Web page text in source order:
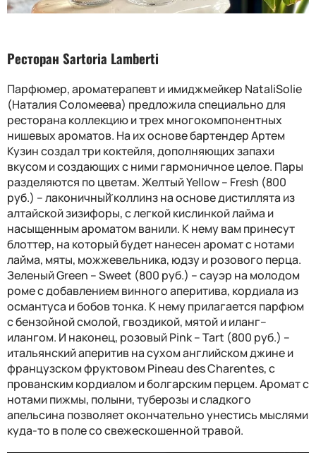
Ресторан Sartoria Lamberti
Парфюмер, ароматерапевт и имиджмейкер NataliSolie
(Наталия Соломеева) предложила специально для
ресторана коллекцию и трех многокомпонентных
нишевых ароматов. На их основе бартендер Артем
Кузин создал три коктейля, дополняющих запахи
вкусом и создающих с ними гармоничное целое. Пары
разделяются по цветам. Желтый Yellow – Fresh (800
руб.) – лаконичный̆ коллинз на основе дистиллята из
алтайской зизифоры, с легкой кислинкой лайма и
насыщенным ароматом ванили. К нему вам принесут
блоттер, на который будет нанесен аромат с нотами
лайма, мяты, можжевельника, юдзу и розового перца.
Зеленый Green – Sweet (800 руб.) – сауэр на молодом
роме с добавлением винного аперитива, кордиала из
османтуса и бобов тонка. К нему прилагается парфюм
с бензойной смолой, гвоздикой, мятой и иланг–
илангом. И наконец, розовый Pink – Tart (800 руб.) –
итальянский аперитив на сухом английском джине и
французском фруктовом Pineau des Charentes, с
прованским кордиалом и болгарским перцем. Аромат с
нотами пижмы, полыни, туберозы и сладкого
апельсина позволяет окончательно унестись мыслями
куда-то в поле со свежескошенной травой.